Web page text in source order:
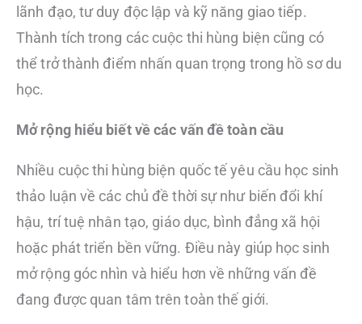
lãnh đạo, tư duy độc lập và kỹ năng giao tiếp.
Thành tích trong các cuộc thi hùng biện cũng có
thể trở thành điểm nhấn quan trọng trong hồ sơ du
học.
Mở rộng hiểu biết về các vấn đề toàn cầu
Nhiều cuộc thi hùng biện quốc tế yêu cầu học sinh
thảo luận về các chủ đề thời sự như biến đổi khí
hậu, trí tuệ nhân tạo, giáo dục, bình đẳng xã hội
hoặc phát triển bền vững. Điều này giúp học sinh
mở rộng góc nhìn và hiểu hơn về những vấn đề
đang được quan tâm trên toàn thế giới.